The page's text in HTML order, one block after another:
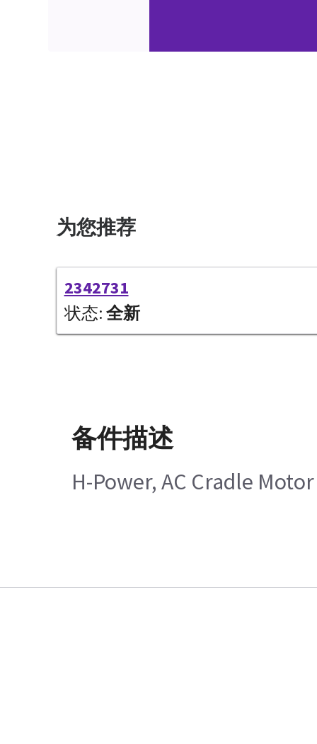
为您推荐
2342731
状态:全新
备件描述
H-Power, AC Cradle Motor